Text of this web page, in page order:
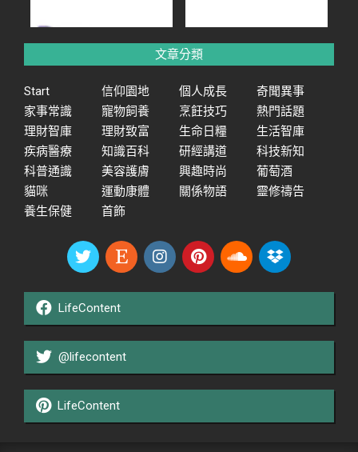
文章分類
Start 信仰園地 個人成長
奇聞異事
家事常識
寵物飼養 烹飪技巧
熱門話題
理財智庫
理財致富 生命日糧
生活智庫
疾病醫療
知識百科 研經講道
科技新知
科普通識
美容護膚 興趣時尚
葡萄酒
貓咪
運動康體 關係物語
靈修禱告
養生保健
首飾
LifeContent
@lifecontent
LifeContent